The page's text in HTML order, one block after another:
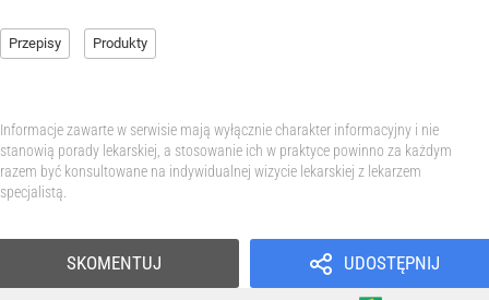
Przepisy Produkty
Informacje zawarte w serwisie mają wyłącznie charakter informacyjny i nie
stanowią porady lekarskiej, a stosowanie ich w praktyce powinno za każdym
razem być konsultowane na indywidualnej wizycie lekarskiej z lekarzem
specjalistą.
UDOSTĘPNIJ
SKOMENTUJ